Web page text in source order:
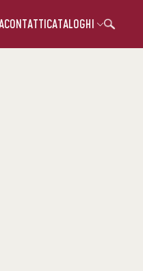
CONTATTICATALOGHI